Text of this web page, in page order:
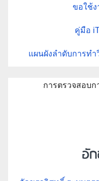
ขอใช้ง
คู่มือ
แผนผังลำดับการท
การตรวจสอบ